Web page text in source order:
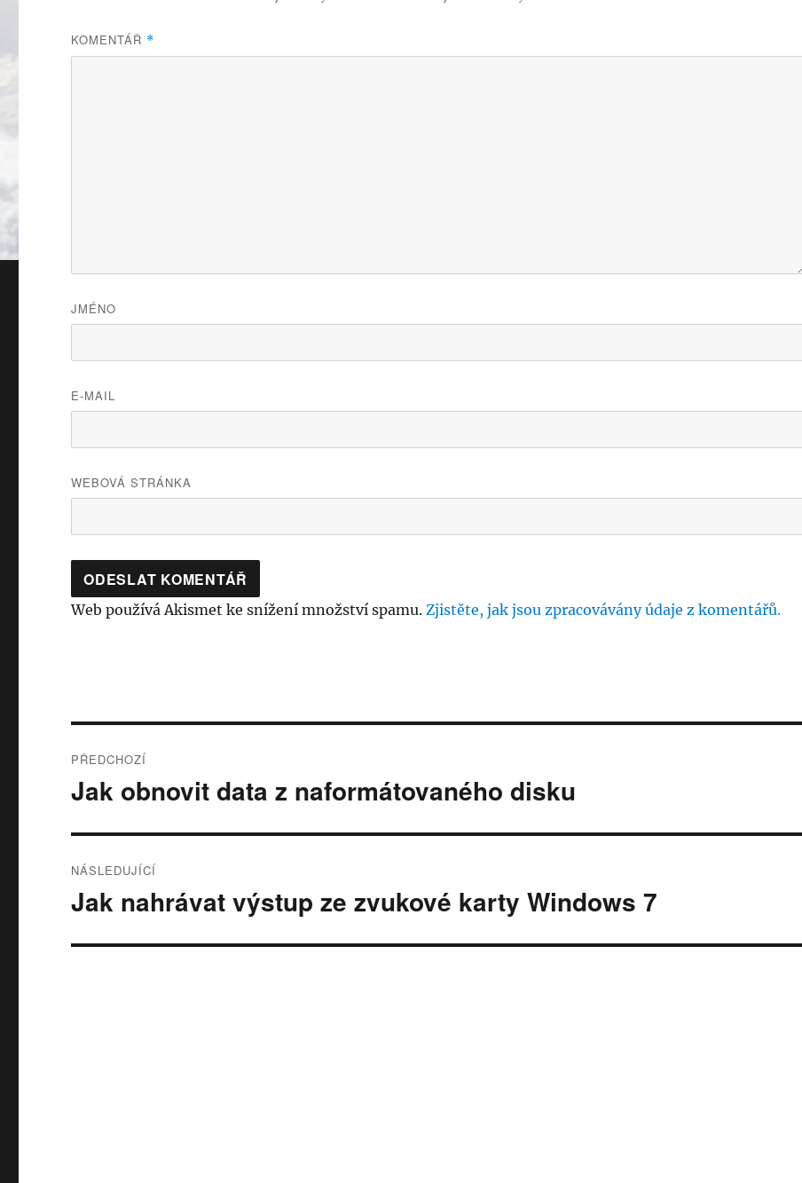
KOMENTÁŘ *
JMÉNO
E-MAIL
WEBOVÁ STRÁNKA
Web používá Akismet ke snížení množství spamu.Zjistěte, jak jsou zpracovávány údaje z komentářů.
pro
PŘEDCHOZÍ
Předchozí
Jak obnovit data z naformátovaného disku
NÁSLEDUJÍCÍ
Následující
Jak nahrávat výstup ze zvukové karty Windows 7